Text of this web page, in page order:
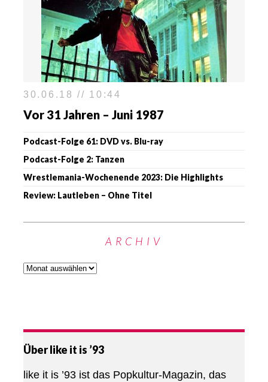
30.06.18 // 10:44
Vor 31 Jahren – Juni 1987
Podcast-Folge 61: DVD vs. Blu-ray
Podcast-Folge 2: Tanzen
Wrestlemania-Wochenende 2023: Die Highlights
Review: Lautleben – Ohne Titel
ARCHIV
Über like it is ’93
like it is ’93 ist das Popkultur-Magazin, das